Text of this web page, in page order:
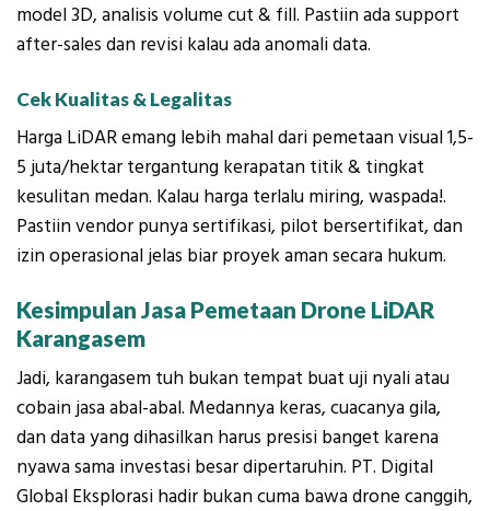
model 3D, analisis volume cut & fill. Pastiin ada support
after-sales dan revisi kalau ada anomali data.
Cek Kualitas & Legalitas
Harga LiDAR emang lebih mahal dari pemetaan visual 1,5-
5 juta/hektar tergantung kerapatan titik & tingkat
kesulitan medan. Kalau harga terlalu miring, waspada!.
Pastiin vendor punya sertifikasi, pilot bersertifikat, dan
izin operasional jelas biar proyek aman secara hukum.
Kesimpulan Jasa Pemetaan Drone LiDAR
Karangasem
Jadi, karangasem tuh bukan tempat buat uji nyali atau
cobain jasa abal-abal. Medannya keras, cuacanya gila,
dan data yang dihasilkan harus presisi banget karena
nyawa sama investasi besar dipertaruhin. PT. Digital
Global Eksplorasi hadir bukan cuma bawa drone canggih,